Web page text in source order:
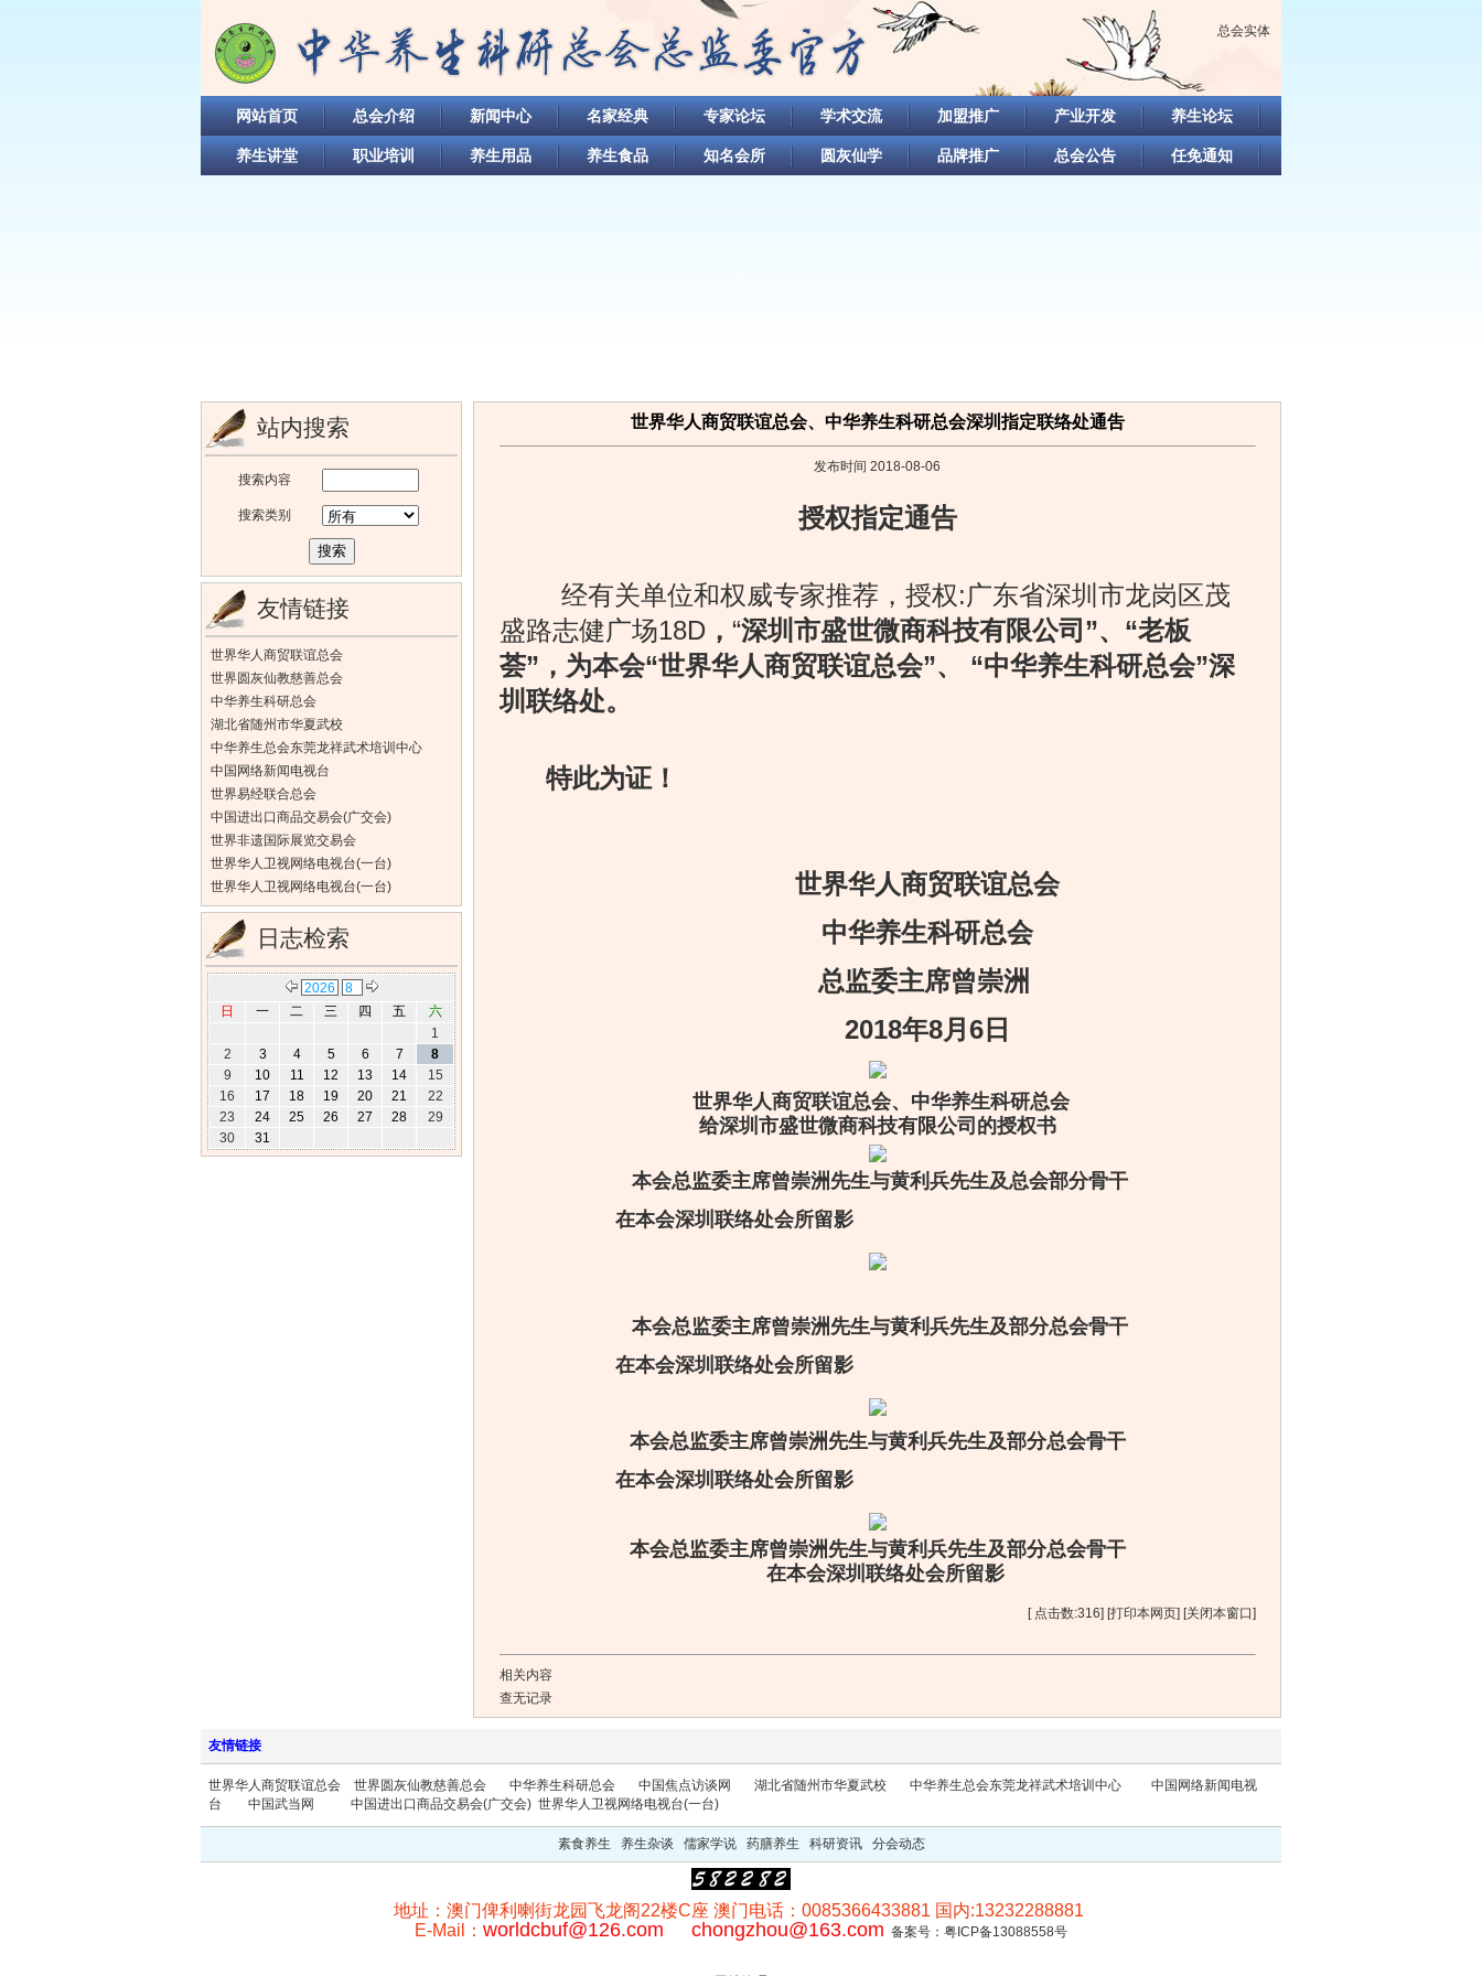
总会实体
网站首页 总会介绍 新闻中心 名家经典 专家论坛 学术交流 加盟推广 产业开发 养生论坛
养生讲堂 职业培训 养生用品 养生食品 知名会所 圆灰仙学 品牌推广 总会公告 任免通知
站内搜索
搜索内容
搜索类别
友情链接
世界华人商贸联谊总会
世界圆灰仙教慈善总会
中华养生科研总会
湖北省随州市华夏武校
中华养生总会东莞龙祥武术培训中心
中国网络新闻电视台
世界易经联合总会
中国进出口商品交易会(广交会)
世界非遗国际展览交易会
世界华人卫视网络电视台(一台)
世界华人卫视网络电视台(一台)
日志检索
日 一 二 三 四 五
六
1
2
3 4 5 6 7
8
9
10 11 12 13 14
15
16
17 18 19 20 21
22
23
24 25 26 27 28
29
30
31
世界华人商贸联谊总会、中华养生科研总会深圳指定联络处通吿
发布时间 2018-08-06
授权指定通告
经有关单位和权威专家推荐，授权:广东省深圳市龙岗区茂
盛路志健广场18D， “深圳市盛世微商科技有限公司”、“老板
荟”，为本会“世界华人商贸联谊总会”、
“中华养生科研总会”深
圳联络处。
特此为证！
世界华人商贸联谊总会
中华养生科研总会
总监委主席曾崇洲
2018年8月6日
世界华人商贸联谊总会、中华养生科研总会
给深圳市盛世微商科技有限公司的授权书
本会总监委主席曾崇洲 先生与黄利兵先生及总会部分骨干
在本会深圳联络处会所留影
本会总监委主席曾崇洲 先生与黄利兵先生及部分总会骨干
在本会深圳联络处会所留影
本会总监委主席曾崇洲 先生与黄利兵先生及部分总会骨干
在本会深圳联络处会所留影
本会总监委主席曾崇洲 先生与黄利兵先生及部分总会骨干
在本会深圳联络处会所留影
[ 点击数:316] [打印本网页] [关闭本窗口]
相关内容
查无记录
友情链接
世界华人商贸联谊总会 世界圆灰仙教慈善总会 中华养生科研总会 中国焦点访谈网 湖北省随州市华夏武校 中华养生总会东莞龙祥武术培训中心 中国网络新闻电视
台 中国武当网 中国进出口商品交易会(广交会) 世界华人卫视网络电视台(一台)
素食养生 养生杂谈 儒家学说 药膳养生 科研资讯 分会动态
地址：澳门俾利喇街龙园飞龙阁22楼C座 澳门电话：0085366433881 国内:13232288881
E-Mail： worldcbuf@126.com chongzhou@163.com 备案号： 粤ICP备13088558号